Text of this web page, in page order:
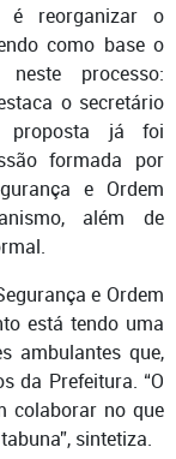
é reorganizar o
como base o
processo:
o secretário
proposta já foi
formada por
e Ordem
além de
e Ordem
está tendo uma
ambulantes que,
da Prefeitura. “O
colaborar no que
sintetiza.